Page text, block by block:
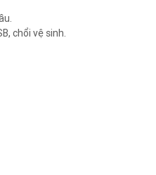
chổi vệ sinh.